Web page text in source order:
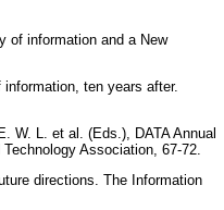
of information and a New
ten years after.
W. L. et al. (Eds.), DATA Annual
Association, 67-72.
directions. The Information